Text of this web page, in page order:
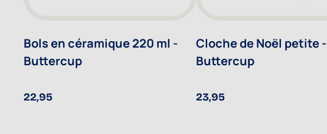
Bols en céramique 220 ml -
Buttercup
22,95
Cloche de Noël petite -
Buttercup
23,95